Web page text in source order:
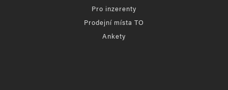
Pro inzerenty
Prodejní místa TO
Ankety